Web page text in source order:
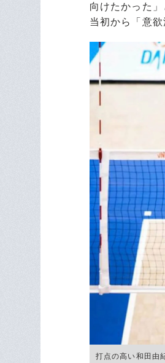
向けたかった
当初から「意欲
打点の高い和田